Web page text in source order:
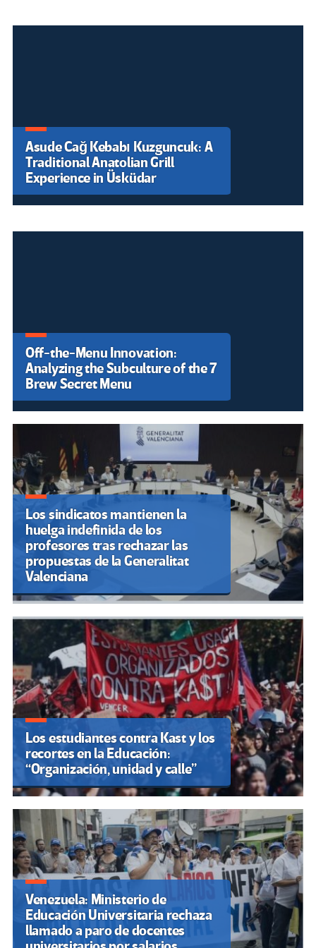
Asude Cağ Kebabı Kuzguncuk: A
Traditional Anatolian Grill
Experience in Üsküdar
Memahami Mekanisme Asian
Handicap Sports Betting agar
Tidak Salah Langkah
Off-the-Menu Innovation:
Analyzing the Subculture of the 7
Brew Secret Menu
Los sindicatos mantienen la
huelga indefinida de los
profesores tras rechazar las
propuestas de la Generalitat
Valenciana
Los estudiantes contra Kast y los
recortes en la Educación:
“Organización, unidad y calle”
Venezuela: Ministerio de
Educación Universitaria rechaza
llamado a paro de docentes